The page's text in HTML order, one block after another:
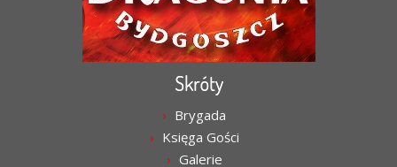
Skróty
Brygada
Księga Gości
Galerie